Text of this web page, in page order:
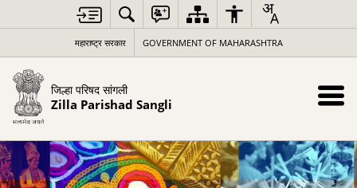
महाराष्ट्र सरकार GOVERNMENT OF MAHARASHTRA
जिल्हा परिषद सांगली
Zilla Parishad Sangli